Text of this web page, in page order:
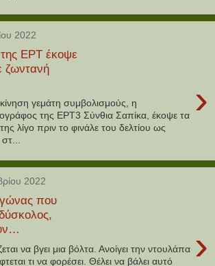
2022
ΕΡΤ έκοψε
ζωντανή
›
γεμάτη συμβολισμούς, η
της ΕΡΤ3 Σύνθια Σαπίκα, έκοψε τα
λίγο πριν το φινάλε του δελτίου ως
2022
που
›
να βγει μια βόλτα. Ανοίγει την ντουλάπα
τι να φορέσει. Θέλει να βάλει αυτό